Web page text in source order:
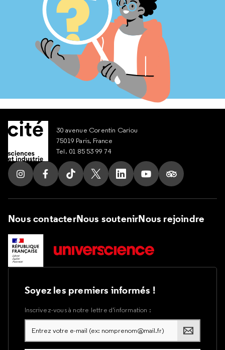
30 avenue Corentin Cariou
75019 Paris, France
Tel. 01 85 53 99 74
Suivez nous sur Instagram
Suivez nous sur Facebook
Suivez nous sur Tik Tok
Suivez nous sur X
Suivez nous sur LinkedIn
Suivez nous sur
Suivez nous
Nous contacterNous soutenirNous rejoindre
Soyez les premiers informés !
Inscrivez-vous à notre lettre d’information :